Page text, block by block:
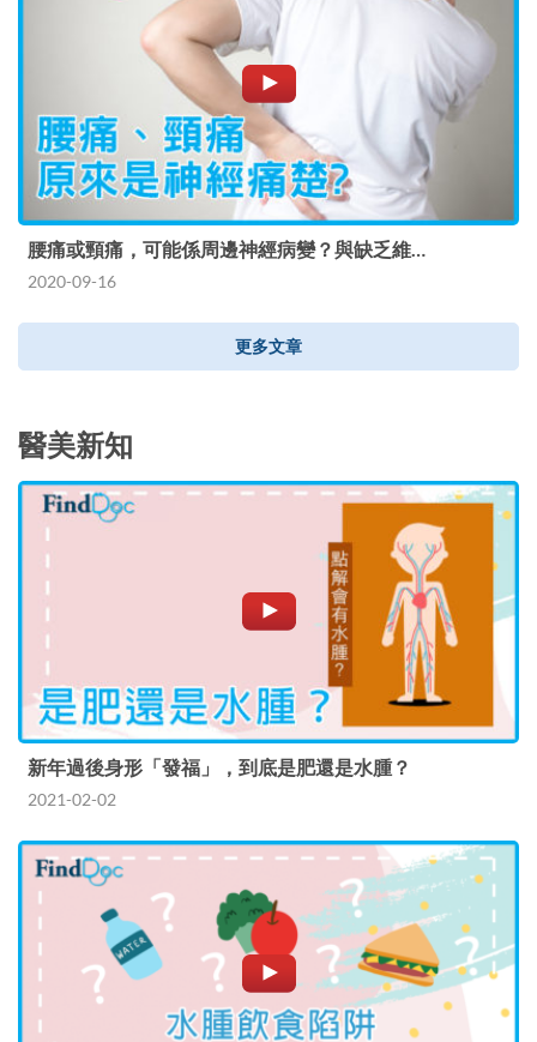
腰痛或頸痛，可能係周邊神經病變？與缺乏維…
2020-09-16
更多文章
醫美新知
新年過後身形「發福」，到底是肥還是水腫？
2021-02-02